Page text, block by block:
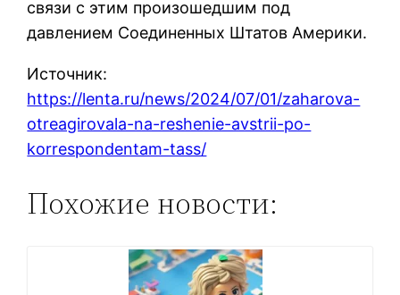
связи с этим произошедшим под
давлением Соединенных Штатов Америки.
Источник:
https://lenta.ru/news/2024/07/01/zaharova-
otreagirovala-na-reshenie-avstrii-po-
korrespondentam-tass/
Похожие новости: